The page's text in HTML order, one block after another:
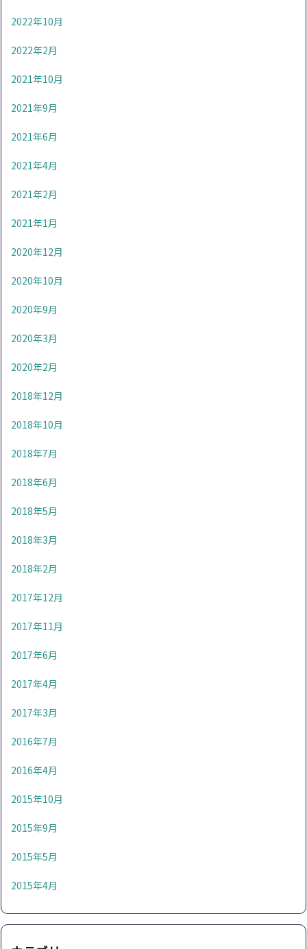
2022年10月
2022年2月
2021年10月
2021年9月
2021年6月
2021年4月
2021年2月
2021年1月
2020年12月
2020年10月
2020年9月
2020年3月
2020年2月
2018年12月
2018年10月
2018年7月
2018年6月
2018年5月
2018年3月
2018年2月
2017年12月
2017年11月
2017年6月
2017年4月
2017年3月
2016年7月
2016年4月
2015年10月
2015年9月
2015年5月
2015年4月